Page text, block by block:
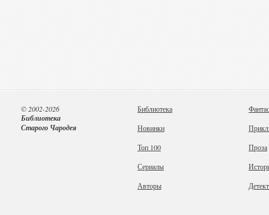
Библиотека
Новинки
Топ 100
Сериалы
Авторы
Проза
© 2002-2026
Библиотека
Старого Чародея